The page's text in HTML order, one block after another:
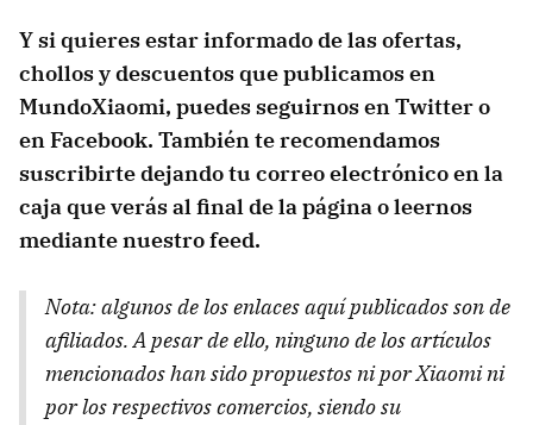
Y si quieres estar informado de las ofertas,
chollos y descuentos que publicamos en
MundoXiaomi, puedes seguirnos en Twitter o
en Facebook. También te recomendamos
suscribirte dejando tu correo electrónico en la
caja que verás al final de la página o leernos
mediante nuestro feed.
Nota: algunos de los enlaces aquí publicados son de
afiliados. A pesar de ello, ninguno de los artículos
mencionados han sido propuestos ni por Xiaomi ni
por los respectivos comercios, siendo su